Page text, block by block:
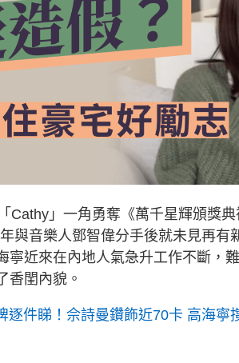
Cathy」一角勇奪《萬千星輝頒獎
與音樂人鄧智偉分手後就未見再有
寧近來在內地人氣急升工作不斷，
香閨內貌。
逐件睇！佘詩曼鑽飾近70卡 高海寧